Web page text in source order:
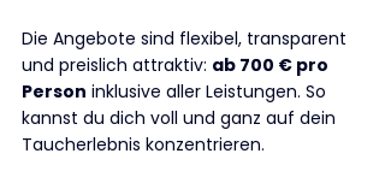
Die Angebote sind flexibel, transparent
und preislich attraktiv: ab 700 € pro
Person inklusive aller Leistungen. So
kannst du dich voll und ganz auf dein
Taucherlebnis konzentrieren.